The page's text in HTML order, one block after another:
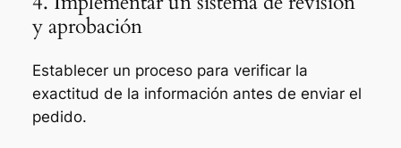
y aprobación
Establecer un proceso para verificar la
exactitud de la información antes de enviar el
pedido.